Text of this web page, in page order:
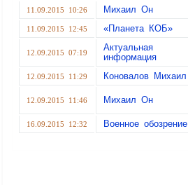
11.09.2015 10:26 Михаил Он
11.09.2015 12:45 «Планета КОБ»
12.09.2015 07:19
Актуальная
информация
12.09.2015 11:29 Коновалов Михаил
12.09.2015 11:46 Михаил Он
16.09.2015 12:32 Военное обозрение